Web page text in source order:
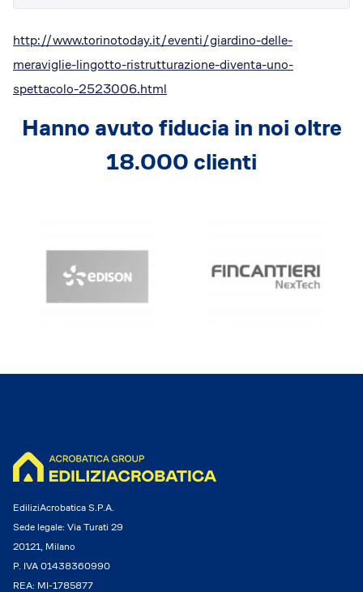
News
http://www.torinotoday.it/eventi/giardino-delle-
meraviglie-lingotto-ristrutturazione-diventa-uno-
spettacolo-2523006.html
Hanno avuto fiducia in noi oltre
18.000 clienti
EdiliziAcrobatica S.P.A.
Sede legale: Via Turati 29
20121, Milano
P. IVA 01438360990
REA: MI-1785877